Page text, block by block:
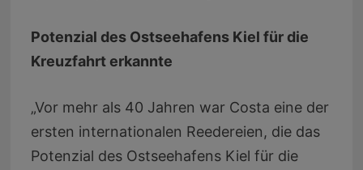
Potenzial des Ostseehafens Kiel für die
Kreuzfahrt erkannte
„Vor mehr als 40 Jahren war Costa eine der
ersten internationalen Reedereien, die das
Potenzial des Ostseehafens Kiel für die